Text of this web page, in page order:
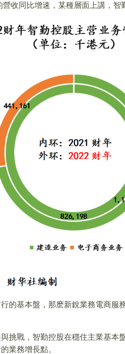
收同比增速，某種層面上講，智
的基本盤，那麽新銳業務電商服
挑戰，智勤控股在穩住主業基本
業務增長點。